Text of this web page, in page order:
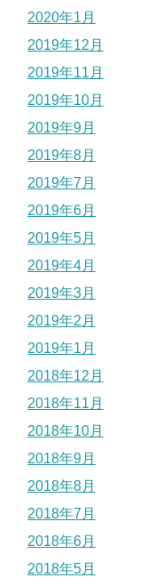
2020年1月
2019年12月
2019年11月
2019年10月
2019年9月
2019年8月
2019年7月
2019年6月
2019年5月
2019年4月
2019年3月
2019年2月
2019年1月
2018年12月
2018年11月
2018年10月
2018年9月
2018年8月
2018年7月
2018年6月
2018年5月